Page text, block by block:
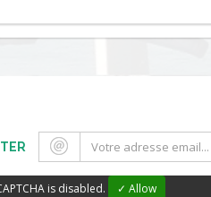
is disabled.
✓ Allow